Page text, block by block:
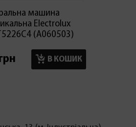
машина
Electroluх
(А060503)
В КОШИК